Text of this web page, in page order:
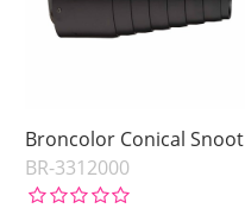
Broncolor Conical Snoot
BR-3312000